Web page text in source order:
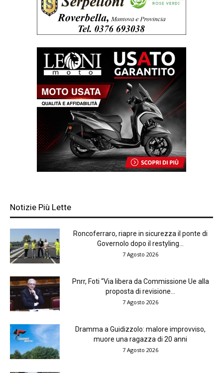
Notizie Più Lette
Roncoferraro, riapre in sicurezza il ponte di
Governolo dopo il restyling...
7 Agosto 2026
Pnrr, Foti “Via libera da Commissione Ue alla
proposta di revisione...
7 Agosto 2026
Dramma a Guidizzolo: malore improvviso,
muore una ragazza di 20 anni
7 Agosto 2026